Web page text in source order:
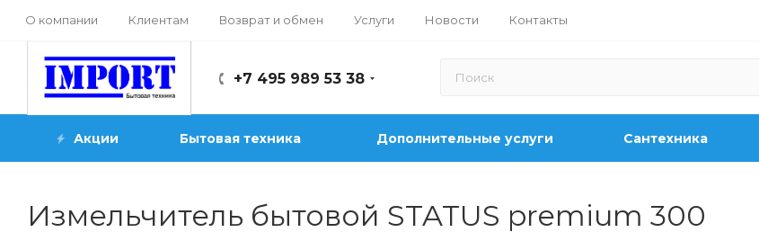
О компании Клиентам Возврат и обмен Услуги Новости Контакты
+7 495 989 53 38
Акции Бытовая техника Дополнительные услуги Сантехника
Измельчитель бытовой STATUS premium 300